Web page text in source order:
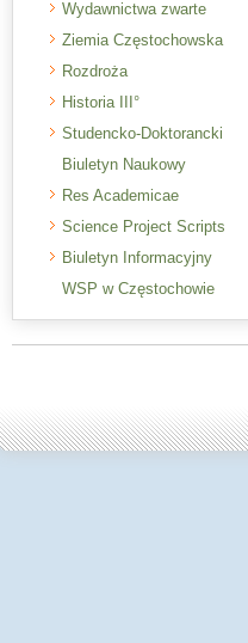
Wydawnictwa zwarte
Ziemia Częstochowska
Rozdroża
Historia III°
Studencko-Doktorancki
Biuletyn Naukowy
Res Academicae
Science Project Scripts
Biuletyn Informacyjny
WSP w Częstochowie